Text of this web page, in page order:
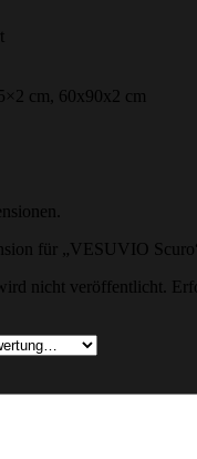
cm, 60x90x2 cm
für „VESUVIO
nicht veröffentlicht.